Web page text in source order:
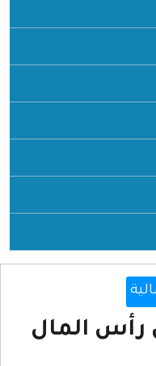
رأس المال